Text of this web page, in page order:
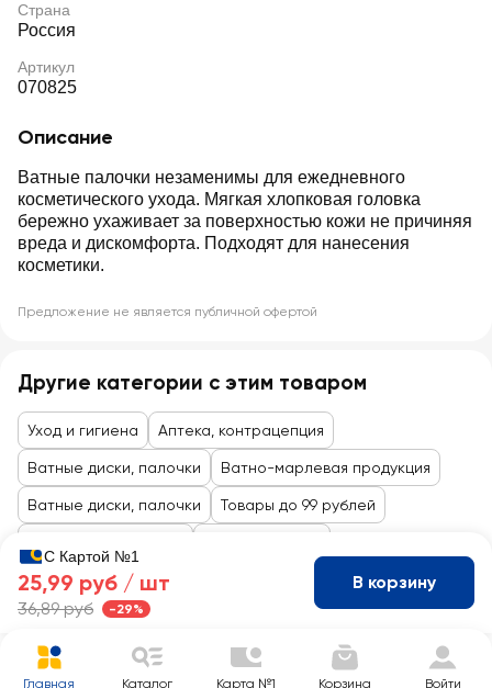
Страна
Россия
Артикул
070825
Описание
Ватные палочки незаменимы для ежедневного
косметического ухода. Мягкая хлопковая головка
бережно ухаживает за поверхностью кожи не причиняя
вреда и дискомфорта. Подходят для нанесения
косметики.
Предложение не является публичной офертой
Другие категории с этим товаром
Уход и гигиена Аптека, контрацепция
Ватные диски, палочки Ватно-марлевая продукция
Ватные диски, палочки Товары до 99 рублей
С Картой №1
25,99 руб / шт
36,89 руб -29%
В корзину
Главная Каталог Карта №1 Корзина Войти